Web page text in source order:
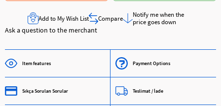
Add to My Wish List Compare
Notify me when the
price goes down
Ask a question to the merchant
Item features Payment Options
Sıkça Sorulan Sorular Teslimat / İade